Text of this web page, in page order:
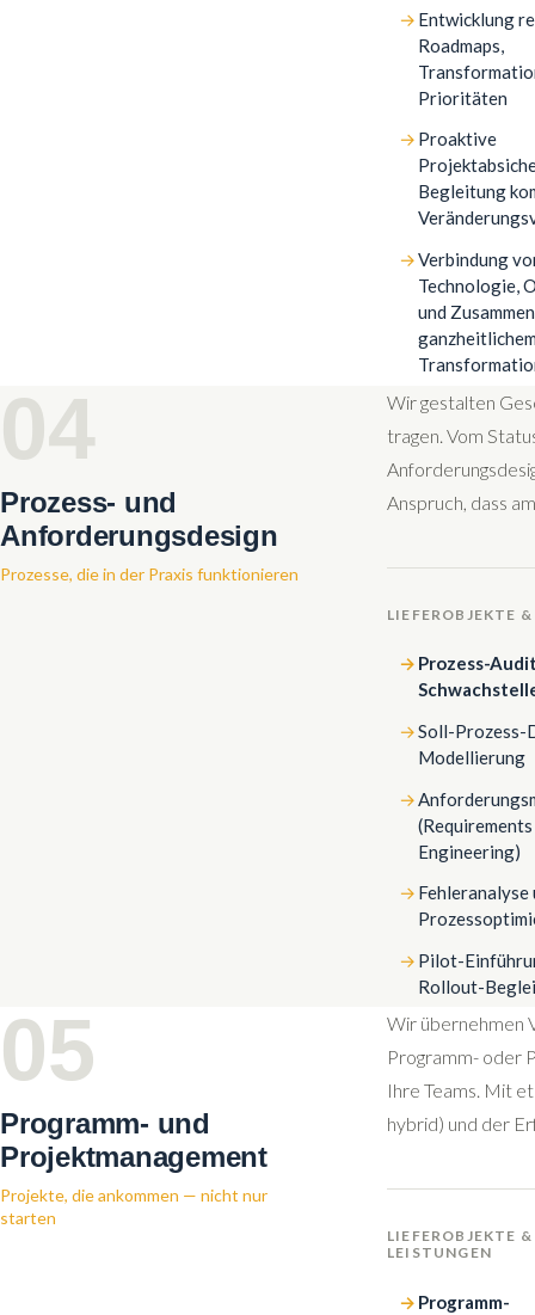
Entwicklung
Roadmaps,
Prioritäten
Proaktive
Begleitung
Verbindung
Technologie,
und
04
Prozess- und
Anforderungsdesign
Prozesse, die in der Praxis funktionieren
Wir gestalten
tragen. Vom
Anspruch, dass
LIEFEROBJEKTE
Prozess-
Soll-Prozess-
Modellierung
(Requirements
Engineering)
Fehleranalyse
Pilot-
Rollout-
05
Programm- und
Projektmanagement
Projekte, die ankommen — nicht nur
starten
Wir übernehmen
Programm- oder
Ihre Teams. Mit
hybrid) und der
LIEFEROBJEKTE &
LEISTUNGEN
Programm-